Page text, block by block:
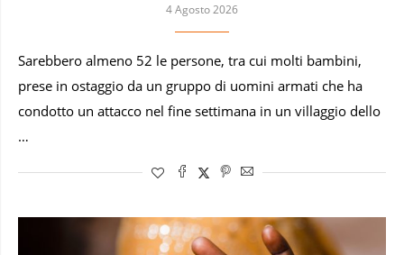
4 Agosto 2026
Sarebbero almeno 52 le persone, tra cui molti bambini,
prese in ostaggio da un gruppo di uomini armati che ha
condotto un attacco nel fine settimana in un villaggio dello
…